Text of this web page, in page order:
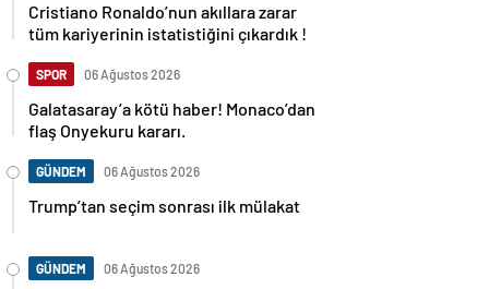
Cristiano Ronaldo’nun akıllara zarar
tüm kariyerinin istatistiğini çıkardık !
SPOR 06 Ağustos 2026
Galatasaray’a kötü haber! Monaco’dan
flaş Onyekuru kararı.
GÜNDEM 06 Ağustos 2026
Trump’tan seçim sonrası ilk mülakat
GÜNDEM 06 Ağustos 2026